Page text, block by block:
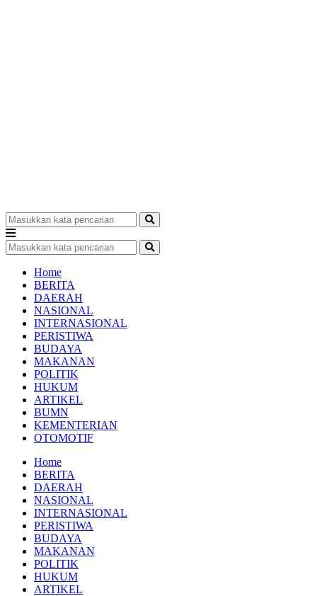
Home
BERITA
DAERAH
NASIONAL
INTERNASIONAL
PERISTIWA
BUDAYA
MAKANAN
POLITIK
HUKUM
ARTIKEL
BUMN
KEMENTERIAN
OTOMOTIF
Home
BERITA
DAERAH
NASIONAL
INTERNASIONAL
PERISTIWA
BUDAYA
MAKANAN
POLITIK
HUKUM
ARTIKEL